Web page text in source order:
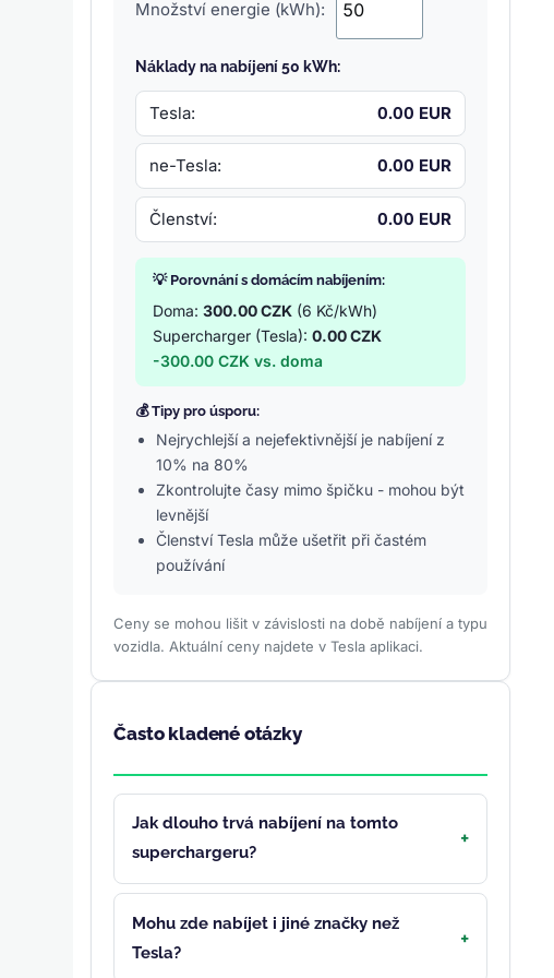
Množství energie (kWh):
Náklady na nabíjení 50 kWh:
Tesla: 0.00 EUR
ne-Tesla: 0.00 EUR
Členství: 0.00 EUR
💡 Porovnání s domácím nabíjením:
Doma:300.00 CZK (6 Kč/kWh)
Supercharger (Tesla):0.00 CZK
-300.00 CZK vs. doma
💰 Tipy pro úsporu:
Nejrychlejší a nejefektivnější je nabíjení z
10% na 80%
Zkontrolujte časy mimo špičku - mohou být
levnější
Členství Tesla může ušetřit při častém
používání
Ceny se mohou lišit v závislosti na době nabíjení a typu
vozidla. Aktuální ceny najdete v Tesla aplikaci.
Často kladené otázky
Jak dlouho trvá nabíjení na tomto
superchargeru?
Mohu zde nabíjet i jiné značky než
Tesla?